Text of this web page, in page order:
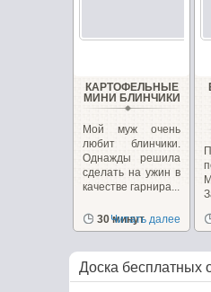
КАРТОФЕЛЬНЫЕ
МИНИ БЛИНЧИКИ
Мой муж очень
любит блинчики.
Однажды решила
сделать на ужин в
качестве гарнира...
30 минут
Читать далее
Доска бесплатных